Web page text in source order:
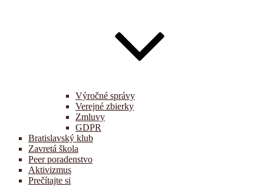
Výročné správy
Verejné zbierky
Zmluvy
GDPR
Bratislavský klub
Zavretá škola
Peer poradenstvo
Aktivizmus
Prečítajte si